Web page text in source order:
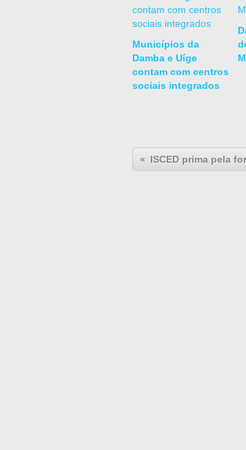
Municípios da
Damba e Uíge
contam com centros
sociais integrados